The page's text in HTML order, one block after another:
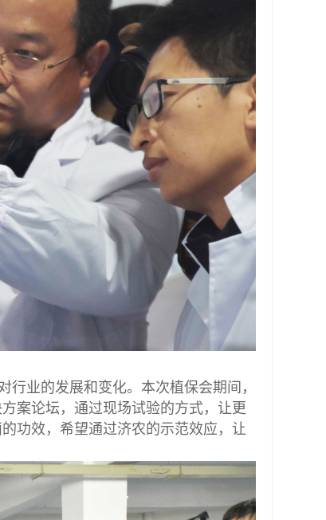
行业的发展和变化。本次植保会期间，
案论坛，通过现场试验的方式，让更
功效，希望通过济农的示范效应，让